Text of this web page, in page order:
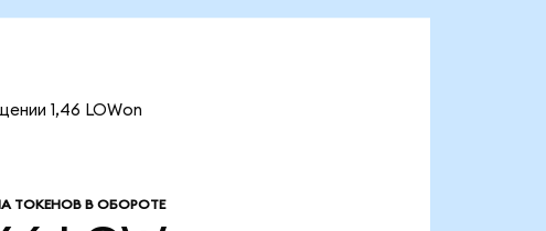
1,46 LOWon
ТОКЕНОВ В ОБОРОТЕ